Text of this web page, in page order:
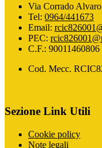
Via Corrado
Tel: 0964/441673
Email:
PEC:
C.F.: 90011460806
Cod. Mecc.
Sezione Link Utili
Cookie policy
Note legali